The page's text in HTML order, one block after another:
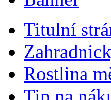
Titulní
Rostlina